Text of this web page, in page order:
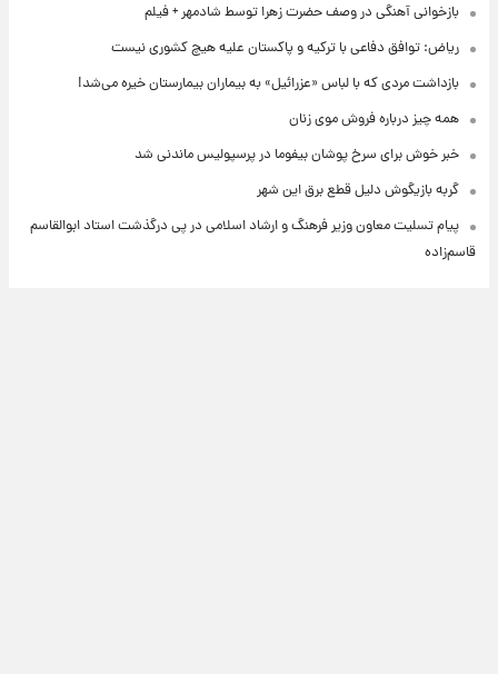
بازخوانی آهنگی در وصف حضرت زهرا توسط شادمهر + فیلم
ریاض: توافق دفاعی با ترکیه و پاکستان علیه هیچ کشوری نیست
بازداشت مردی که با لباس «عزرائیل» به بیماران بیمارستان خیره می‌شد!
همه چیز درباره فروش موی زنان
خبر خوش برای سرخ پوشان بیفوما در پرسپولیس ماندنی شد
گربه بازیگوش دلیل قطع برق این شهر
پیام تسلیت معاون وزیر فرهنگ و ارشاد اسلامی در پی درگذشت استاد ابوالقاسم
قاسم‌زاده